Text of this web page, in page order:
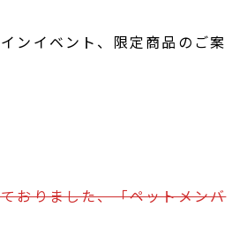
ンイベント、限定商品のご案
おりました、「ペットメンバ